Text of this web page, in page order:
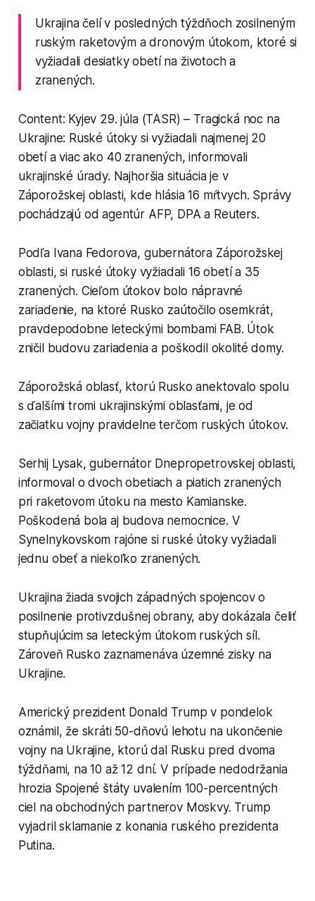
Ukrajina čelí v posledných týždňoch zosilneným
ruským raketovým a dronovým útokom, ktoré si
vyžiadali desiatky obetí na životoch a
zranených.
Content: Kyjev 29. júla (TASR) – Tragická noc na
Ukrajine: Ruské útoky si vyžiadali najmenej 20
obetí a viac ako 40 zranených, informovali
ukrajinské úrady. Najhoršia situácia je v
Záporožskej oblasti, kde hlásia 16 mŕtvych. Správy
pochádzajú od agentúr AFP, DPA a Reuters.
Podľa Ivana Fedorova, gubernátora Záporožskej
oblasti, si ruské útoky vyžiadali 16 obetí a 35
zranených. Cieľom útokov bolo nápravné
zariadenie, na ktoré Rusko zaútočilo osemkrát,
pravdepodobne leteckými bombami FAB. Útok
zničil budovu zariadenia a poškodil okolité domy.
Záporožská oblasť, ktorú Rusko anektovalo spolu
s ďalšími tromi ukrajinskými oblasťami, je od
začiatku vojny pravidelne terčom ruských útokov.
Serhij Lysak, gubernátor Dnepropetrovskej oblasti,
informoval o dvoch obetiach a piatich zranených
pri raketovom útoku na mesto Kamianske.
Poškodená bola aj budova nemocnice. V
Synelnykovskom rajóne si ruské útoky vyžiadali
jednu obeť a niekoľko zranených.
Ukrajina žiada svojich západných spojencov o
posilnenie protivzdušnej obrany, aby dokázala čeliť
stupňujúcim sa leteckým útokom ruských síl.
Zároveň Rusko zaznamenáva územné zisky na
Ukrajine.
Americký prezident Donald Trump v pondelok
oznámil, že skráti 50-dňovú lehotu na ukončenie
vojny na Ukrajine, ktorú dal Rusku pred dvoma
týždňami, na 10 až 12 dní. V prípade nedodržania
hrozia Spojené štáty uvalením 100-percentných
ciel na obchodných partnerov Moskvy. Trump
vyjadril sklamanie z konania ruského prezidenta
Putina.